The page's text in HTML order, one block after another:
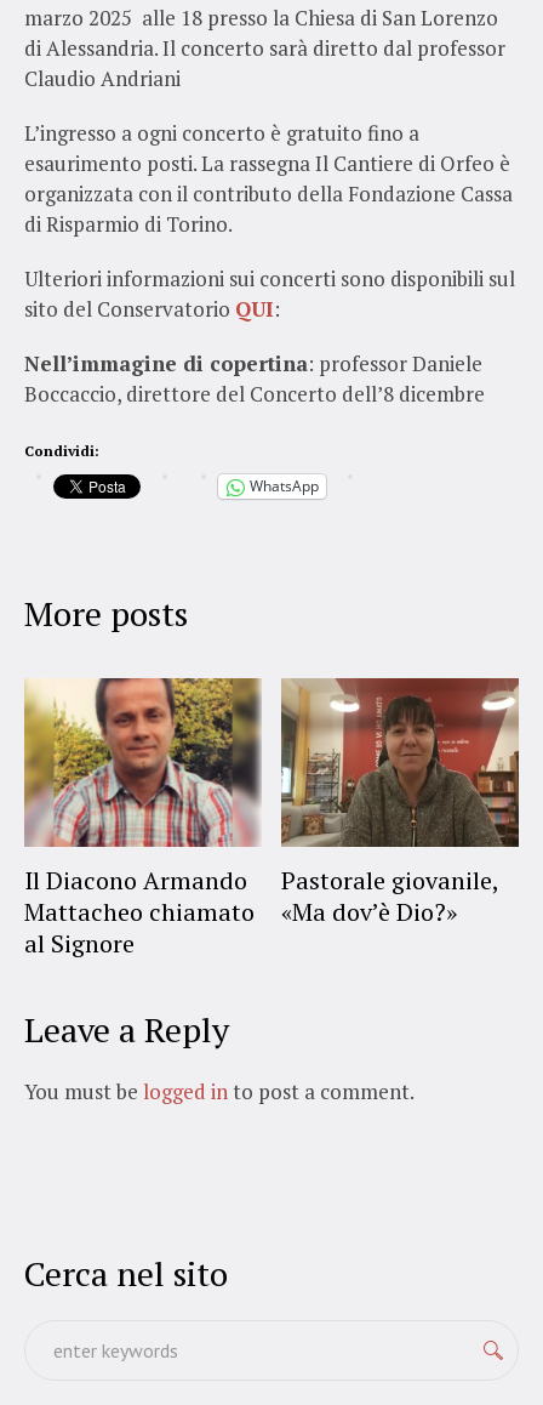
marzo 2025 alle 18 presso la Chiesa di San Lorenzo
di Alessandria. Il concerto sarà diretto dal professor
Claudio Andriani
L’ingresso a ogni concerto è gratuito fino a
esaurimento posti. La rassegna Il Cantiere di Orfeo è
organizzata con il contributo della Fondazione Cassa
di Risparmio di Torino.
Ulteriori informazioni sui concerti sono disponibili sul
sito del Conservatorio QUI:
Nell’immagine di copertina: professor Daniele
Boccaccio, direttore del Concerto dell’8 dicembre
Condividi:
WhatsApp
More posts
Il Diacono Armando
Mattacheo chiamato
al Signore
Pastorale giovanile,
«Ma dov’è Dio?»
Leave a Reply
You must be logged in to post a comment.
Cerca nel sito